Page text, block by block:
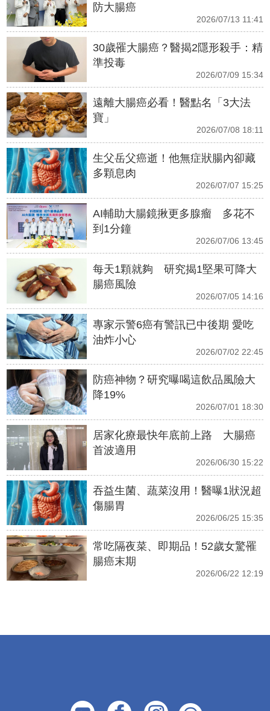
防大腸癌
2026/07/13 11:41
30歲罹大腸癌？醫揭2隱形殺手：精
準投毒
2026/07/09 15:34
遠離大腸癌必看！醫點名「3大法
寶」
2026/07/08 18:11
生父岳父癌逝！他無症狀腸內卻藏
多顆息肉
2026/07/07 15:25
AI輔助大腸鏡揪更多腺瘤 多花不
到1分鐘
2026/07/06 13:45
每天1顆就夠 研究揭1堅果可降大
腸癌風險
2026/07/05 14:16
專家示警6癌有警訊已中後期 愛吃
油炸小心
2026/07/02 22:45
防癌神物？研究曝喝這飲品風險大
降19%
2026/07/01 18:30
居家化療最快年底前上路 大腸癌
首波適用
2026/06/30 15:22
吞益生菌、蔬菜沒用！醫曝1狀況超
傷腸胃
2026/06/25 15:35
常吃隔夜菜、即期品！52歲女驚罹
腸癌末期
2026/06/22 12:19